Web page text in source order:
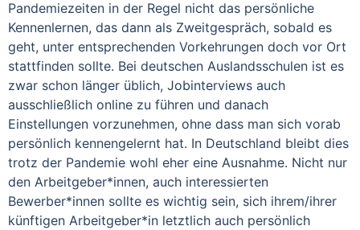
Pandemiezeiten in der Regel nicht das persönliche
Kennenlernen, das dann als Zweitgespräch, sobald es
geht, unter entsprechenden Vorkehrungen doch vor Ort
stattfinden sollte. Bei deutschen Auslandsschulen ist es
zwar schon länger üblich, Jobinterviews auch
ausschließlich online zu führen und danach
Einstellungen vorzunehmen, ohne dass man sich vorab
persönlich kennengelernt hat. In Deutschland bleibt dies
trotz der Pandemie wohl eher eine Ausnahme. Nicht nur
den Arbeitgeber*innen, auch interessierten
Bewerber*innen sollte es wichtig sein, sich ihrem/ihrer
künftigen Arbeitgeber*in letztlich auch persönlich